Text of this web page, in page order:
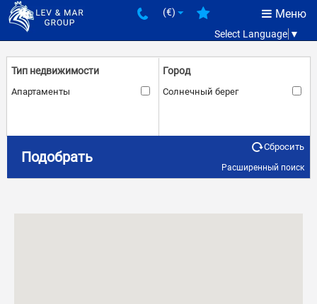
Меню
(€)
Select Language ▼
Тип недвижимости
Апартаменты
Город
Солнечный берег
Количество комнат
€ – €
Подобрать
Сбросить
Расширенный поиск